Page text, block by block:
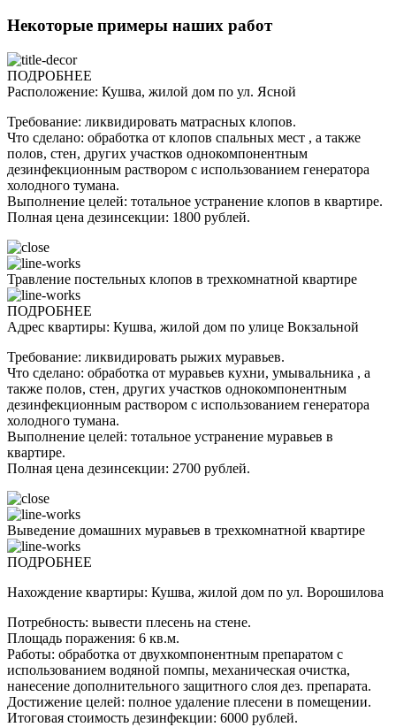
Некоторые примеры наших работ
ПОДРОБНЕЕ
Расположение: Кушва, жилой дом по ул. Ясной
Требование: ликвидировать матрасных клопов.
Что сделано: обработка от клопов спальных мест , а также
полов, стен, других участков однокомпонентным
дезинфекционным раствором с использованием генератора
холодного тумана.
Выполнение целей: тотальное устранение клопов в квартире.
Полная цена дезинсекции: 1800 рублей.
Травление постельных клопов в трехкомнатной квартире
ПОДРОБНЕЕ
Адрес квартиры: Кушва, жилой дом по улице Вокзальной
Требование: ликвидировать рыжих муравьев.
Что сделано: обработка от муравьев кухни, умывальника , а
также полов, стен, других участков однокомпонентным
дезинфекционным раствором с использованием генератора
холодного тумана.
Выполнение целей: тотальное устранение муравьев в
квартире.
Полная цена дезинсекции: 2700 рублей.
Выведение домашних муравьев в трехкомнатной квартире
ПОДРОБНЕЕ
Нахождение квартиры: Кушва, жилой дом по ул. Ворошилова
Потребность: вывести плесень на стене.
Площадь поражения: 6 кв.м.
Работы: обработка от двухкомпонентным препаратом с
использованием водяной помпы, механическая очистка,
нанесение дополнительного защитного слоя дез. препарата.
Достижение целей: полное удаление плесени в помещении.
Итоговая стоимость дезинфекции: 6000 рублей.